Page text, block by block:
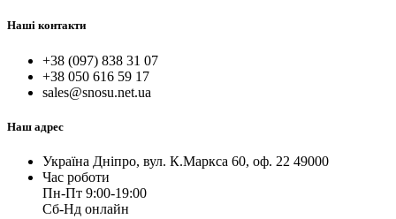
Наші контакти
+38 (097) 838 31 07
+38 050 616 59 17
sales@snosu.net.ua
Наш адрес
Україна Дніпро, вул. К.Маркса 60, оф. 22 49000
Час роботи
Пн-Пт 9:00-19:00
Сб-Нд онлайн